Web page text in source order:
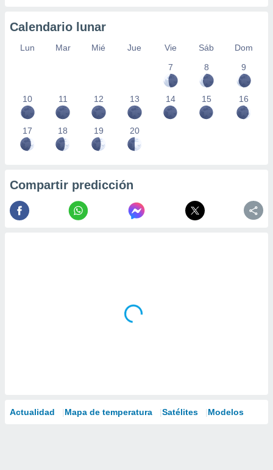
Calendario lunar
Lun Mar Mié Jue Vie Sáb
Dom
7
8 9
10 11 12 13 14 15 16
17 18 19 20
Compartir predicción
Actualidad Mapa de temperatura Satélites Modelos